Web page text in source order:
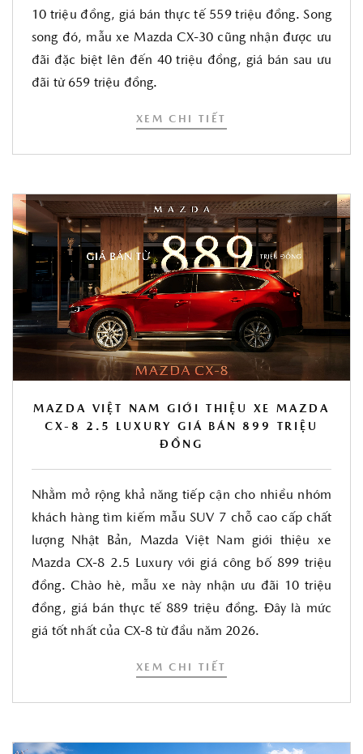
10 triệu đồng, giá bán thực tế 559 triệu đồng. Song
song đó, mẫu xe Mazda CX-30 cũng nhận được ưu
đãi đặc biệt lên đến 40 triệu đồng, giá bán sau ưu
đãi từ 659 triệu đồng.
XEM CHI TIẾT
MAZDA VIỆT NAM GIỚI THIỆU XE MAZDA
CX-8 2.5 LUXURY GIÁ BÁN 899 TRIỆU
ĐỒNG
Nhằm mở rộng khả năng tiếp cận cho nhiều nhóm
khách hàng tìm kiếm mẫu SUV 7 chỗ cao cấp chất
lượng Nhật Bản, Mazda Việt Nam giới thiệu xe
Mazda CX-8 2.5 Luxury với giá công bố 899 triệu
đồng. Chào hè, mẫu xe này nhận ưu đãi 10 triệu
đồng, giá bán thực tế 889 triệu đồng. Đây là mức
giá tốt nhất của CX-8 từ đầu năm 2026.
XEM CHI TIẾT